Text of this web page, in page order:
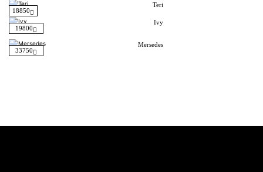
18850
Teri
19800
Ivy
33750
Mersedes